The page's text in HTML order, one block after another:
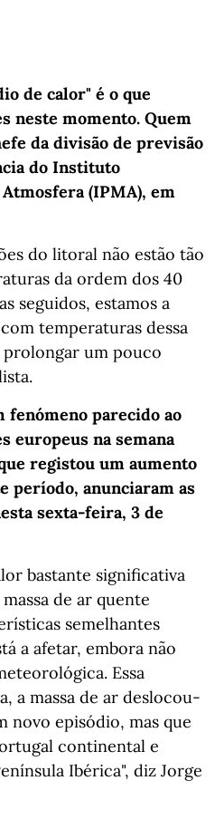
de calor" é o que
neste momento. Quem
da divisão de previsão
do Instituto
(IPMA), em
do litoral não estão tão
da ordem dos 40
seguidos, estamos a
temperaturas dessa
um pouco
fenómeno parecido ao
europeus na semana
registou um aumento
período, anunciaram as
sexta-feira, 3 de
bastante significativa
de ar quente
semelhantes
a afetar, embora não
Essa
a massa de ar deslocou-
novo episódio, mas que
continental e
Ibérica", diz Jorge